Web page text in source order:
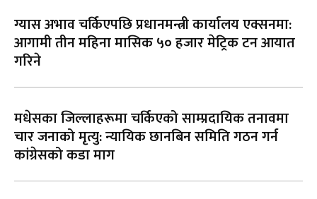
ग्यास अभाव चर्किएपछि प्रधानमन्त्री कार्यालय एक्सनमा:
आगामी तीन महिना मासिक ५० हजार मेट्रिक टन आयात
गरिने
मधेसका जिल्लाहरूमा चर्किएको साम्प्रदायिक तनावमा
चार जनाको मृत्यु: न्यायिक छानबिन समिति गठन गर्न
कांग्रेसको कडा माग